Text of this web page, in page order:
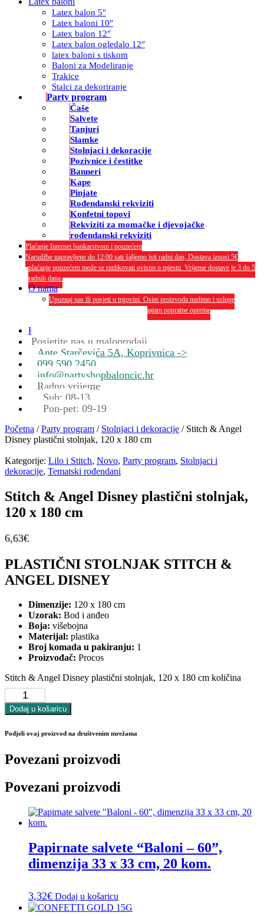
Latex balon 5″
Latex baloni 10″
Latex balon 12″
Latex balon ogledalo 12″
latex baloni s tiskom
Baloni za Modeliranje
Trakice
Stalci za dekoriranje
Party program
Čaše
Salvete
Tanjuri
Slamke
Stolnjaci i dekoracije
Pozivnice i čestitke
Banneri
Kape
Pinjate
Rođendanski rekviziti
Konfetni topovi
Rekviziti za momačke i djevojačke
rođendanski rekviziti
Plaćanje Internet bankarstvom i pouzećem
Narudžbe napravljene do 12:00 sati šaljemo isti radni dan, Dostava iznosi 5€
plaćanje pouzećem može se razlikovati ovisno o mjestu. Vrijeme dostave je 3 do 5
radnih dana.
O nama
Upoznaj nas ili posjeti u trgovini. Osim proizvoda nudimo i usluge
dekoriranja interijera i eksterija te najam popratne opreme
Kontakt
Posjetite nas u maloprodaji
Ante Starčevića 5A, Koprivnica ->
099 590 2450
info@partyshopbaloncic.hr
Radno vrijeme
Sub: 08-13
Pon-pet: 09-19
Početna /Party program / Stolnjaci i dekoracije / Stitch & Angel
Disney plastični stolnjak, 120 x 180 cm
Kategorije: Lilo i Stitch, Novo, Party program, Stolnjaci i
dekoracije, Tematski rođendani
Stitch & Angel Disney plastični stolnjak,
120 x 180 cm
6,63€
PLASTIČNI STOLNJAK STITCH &
ANGEL DISNEY
Dimenzije: 120 x 180 cm
Uzorak: Bod i anđeo
Boja: višebojna
Materijal: plastika
Broj komada u pakiranju: 1
Proizvođač: Procos
Stitch & Angel Disney plastični stolnjak, 120 x 180 cm količina
Dodaj u košaricu
Podjeli ovaj proizvod na društvenim mrežama
Povezani proizvodi
Povezani proizvodi
Papirnate salvete “Baloni – 60”,
dimenzija 33 x 33 cm, 20 kom.
3,32€ Dodaj u košaricu